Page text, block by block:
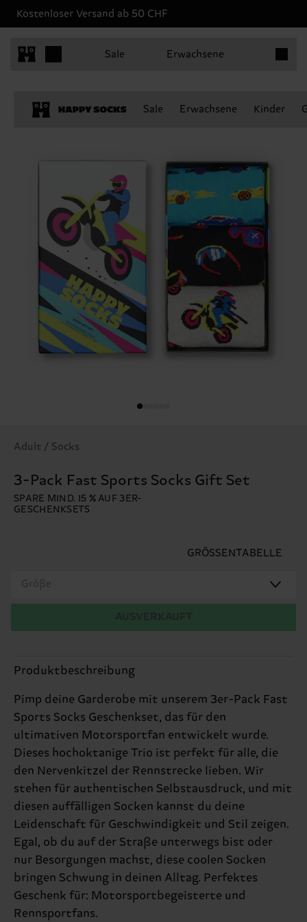
Kostenloser Versand ab 50 CHF
Sale Erwachsene
Sale Erwachsene Kinder
Adult / Socks
3-Pack Fast Sports Socks Gift Set
SPARE MIND. 15 % AUF 3ER-
GESCHENKSETS
GRÖSSENTABELLE
Größe
Produktbeschreibung
Pimp deine Garderobe mit unserem 3er-Pack Fast
Sports Socks Geschenkset, das für den
ultimativen Motorsportfan entwickelt wurde.
Dieses hochoktanige Trio ist perfekt für alle, die
den Nervenkitzel der Rennstrecke lieben. Wir
stehen für authentischen Selbstausdruck, und mit
diesen auffälligen Socken kannst du deine
Leidenschaft für Geschwindigkeit und Stil zeigen.
Egal, ob du auf der Straße unterwegs bist oder
nur Besorgungen machst, diese coolen Socken
bringen Schwung in deinen Alltag. Perfektes
Geschenk für: Motorsportbegeisterte und
Rennsportfans.